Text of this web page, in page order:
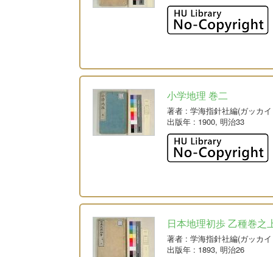
小学地理 巻二
著者 : 学海指針社編(ガッカ
出版年 : 1900, 明治33
日本地理初歩 乙種巻之
著者 : 学海指針社編(ガッカ
出版年 : 1893, 明治26